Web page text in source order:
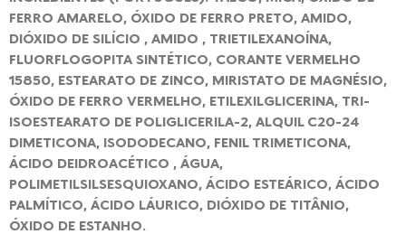
FERRO AMARELO, ÓXIDO DE FERRO PRETO, AMIDO,
DIÓXIDO DE SILÍCIO , AMIDO , TRIETILEXANOÍNA,
FLUORFLOGOPITA SINTÉTICO, CORANTE VERMELHO
15850, ESTEARATO DE ZINCO, MIRISTATO DE MAGNÉSIO,
ÓXIDO DE FERRO VERMELHO, ETILEXILGLICERINA, TRI-
ISOESTEARATO DE POLIGLICERILA-2, ALQUIL C20-24
DIMETICONA, ISODODECANO, FENIL TRIMETICONA,
ÁCIDO DEIDROACÉTICO , ÁGUA,
POLIMETILSILSESQUIOXANO, ÁCIDO ESTEÁRICO, ÁCIDO
PALMÍTICO, ÁCIDO LÁURICO, DIÓXIDO DE TITÂNIO,
ÓXIDO DE ESTANHO.